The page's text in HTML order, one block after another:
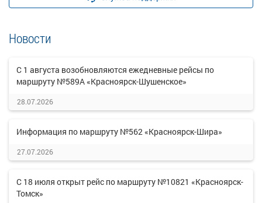
Новости
С 1 августа возобновляются ежедневные рейсы по
маршруту №589А «Красноярск-Шушенское»
28.07.2026
Информация по маршруту №562 «Красноярск-Шира»
27.07.2026
С 18 июля открыт рейс по маршруту №10821 «Красноярск-
Томск»